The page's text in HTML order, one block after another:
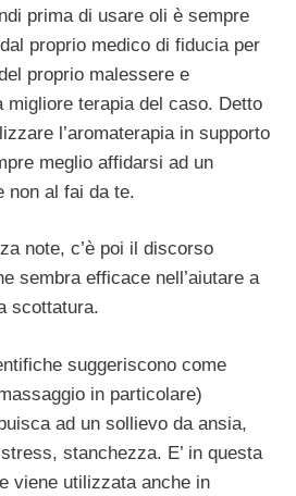
prima di usare oli è sempre
proprio medico di fiducia per
proprio malessere e
migliore terapia del caso. Detto
l’aromaterapia in supporto
meglio affidarsi ad un
non al fai da te.
note, c’è poi il discorso
sembra efficace nell’aiutare a
scottatura.
suggeriscono come
in particolare)
ad un sollievo da ansia,
stanchezza. E’ in questa
viene utilizzata anche in